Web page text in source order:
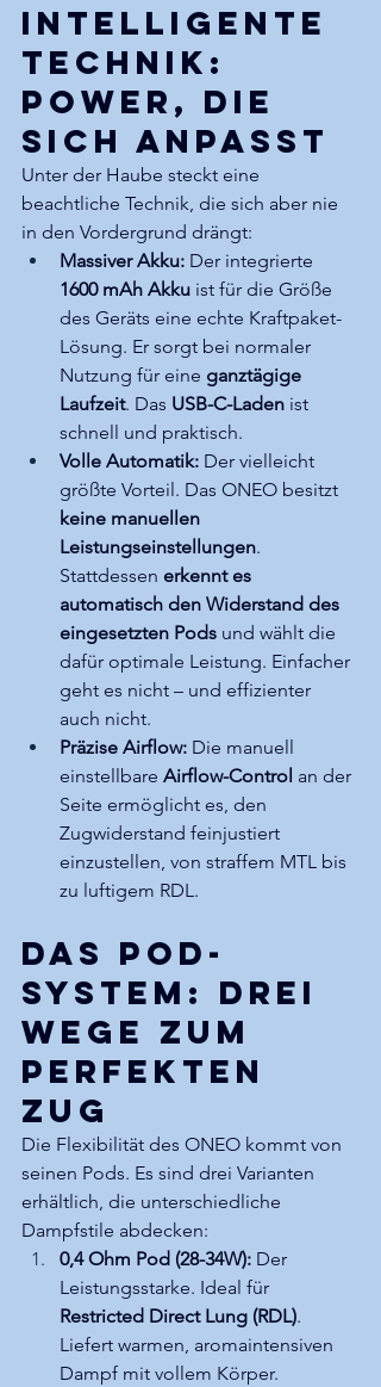
intelligente
Technik:
Power, die
sich anpasst
Unter der Haube steckt eine
beachtliche Technik, die sich aber nie
in den Vordergrund drängt:
Massiver Akku: Der integrierte
1600 mAh Akku ist für die Größe
des Geräts eine echte Kraftpaket-
Lösung. Er sorgt bei normaler
Nutzung für eine ganztägige
Laufzeit. Das USB-C-Laden ist
schnell und praktisch.
Volle Automatik: Der vielleicht
größte Vorteil. Das ONEO besitzt
keine manuellen
Leistungseinstellungen.
Stattdessen erkennt es
automatisch den Widerstand des
eingesetzten Pods und wählt die
dafür optimale Leistung. Einfacher
geht es nicht – und effizienter
auch nicht.
Präzise Airflow: Die manuell
einstellbare Airflow-Control an der
Seite ermöglicht es, den
Zugwiderstand feinjustiert
einzustellen, von straffem MTL bis
zu luftigem RDL.
Das Pod-
System: Drei
Wege zum
perfekten
Zug
Die Flexibilität des ONEO kommt von
seinen Pods. Es sind drei Varianten
erhältlich, die unterschiedliche
Dampfstile abdecken:
0,4 Ohm Pod (28-34W): Der
Leistungsstarke. Ideal für
Restricted Direct Lung (RDL).
Liefert warmen, aromaintensiven
Dampf mit vollem Körper.